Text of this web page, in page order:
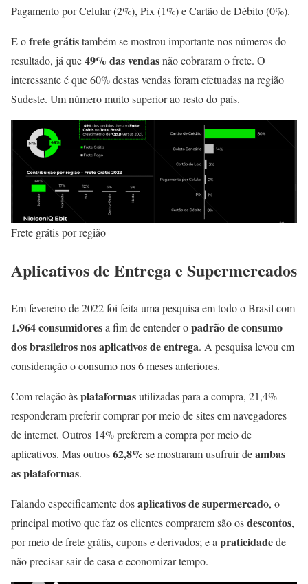
Pagamento por Celular (2%), Pix (1%) e Cartão de Débito (0%).
E ofrete grátistambém se mostrou importante nos números do
resultado, já que49% das vendasnão cobraram o frete. O
interessante é que 60% destas vendas foram efetuadas na região
Sudeste. Um número muito superior ao resto do país.
Frete grátis por região
Aplicativos de Entregae Supermercados
Em fevereiro de 2022 foi feita uma pesquisa em todo o Brasil com
1.964 consumidoresa fim de entender opadrão de consumo
dos brasileiros nos aplicativos de entrega. A pesquisa levou em
consideração o consumo nos 6 meses anteriores.
Com relação àsplataformasutilizadas para a compra, 21,4%
responderam preferir comprar por meio de sites em navegadores
de internet. Outros 14% preferem a compra por meio de
aplicativos. Mas outros62,8% se mostraram usufruir deambas
as plataformas.
Falando especificamente dosaplicativos de supermercado, o
principal motivo que faz os clientes comprarem são osdescontos,
por meio de frete grátis, cupons e derivados; e a praticidadede
não precisar sair de casa e economizar tempo.